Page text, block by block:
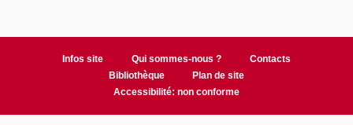
Infos site Qui sommes-nous ?
Contacts
Bibliothèque
Plan de site
Accessibilité: non conforme